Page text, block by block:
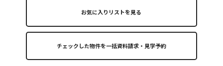
お気に入りリストを見る